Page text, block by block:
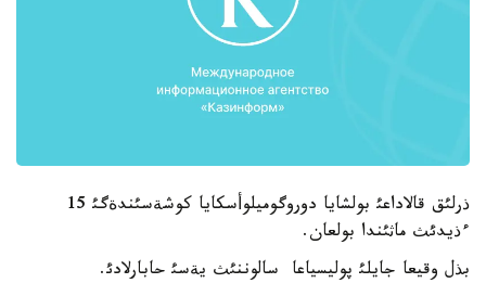
ذرلئق قالاداعئ بولشايا دوروگوميلوأسكايا كوشةسئندةگئ 15
ءذيدئث ماثئندا بولعان.
بذل وقيعا جايلئ پوليسياعا سالوننئث يةسئ حابارلادئ.